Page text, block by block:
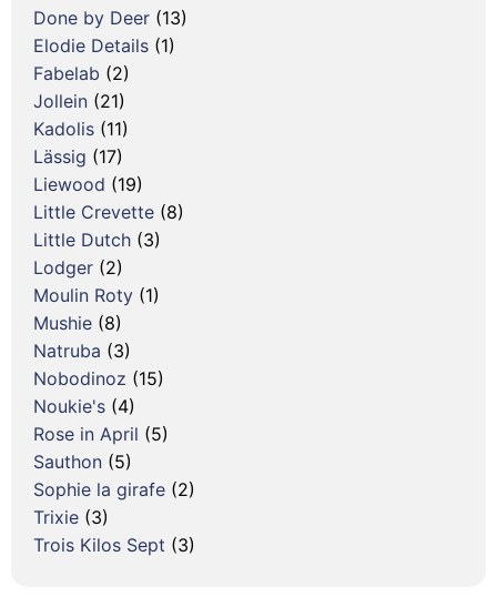
Done by Deer (13)
Elodie Details (1)
Fabelab (2)
Jollein (21)
Kadolis (11)
Lässig (17)
Liewood (19)
Little Crevette (8)
Little Dutch (3)
Lodger (2)
Moulin Roty (1)
Mushie (8)
Natruba (3)
Nobodinoz (15)
Noukie's (4)
Rose in April (5)
Sauthon (5)
Sophie la girafe (2)
Trixie (3)
Trois Kilos Sept (3)